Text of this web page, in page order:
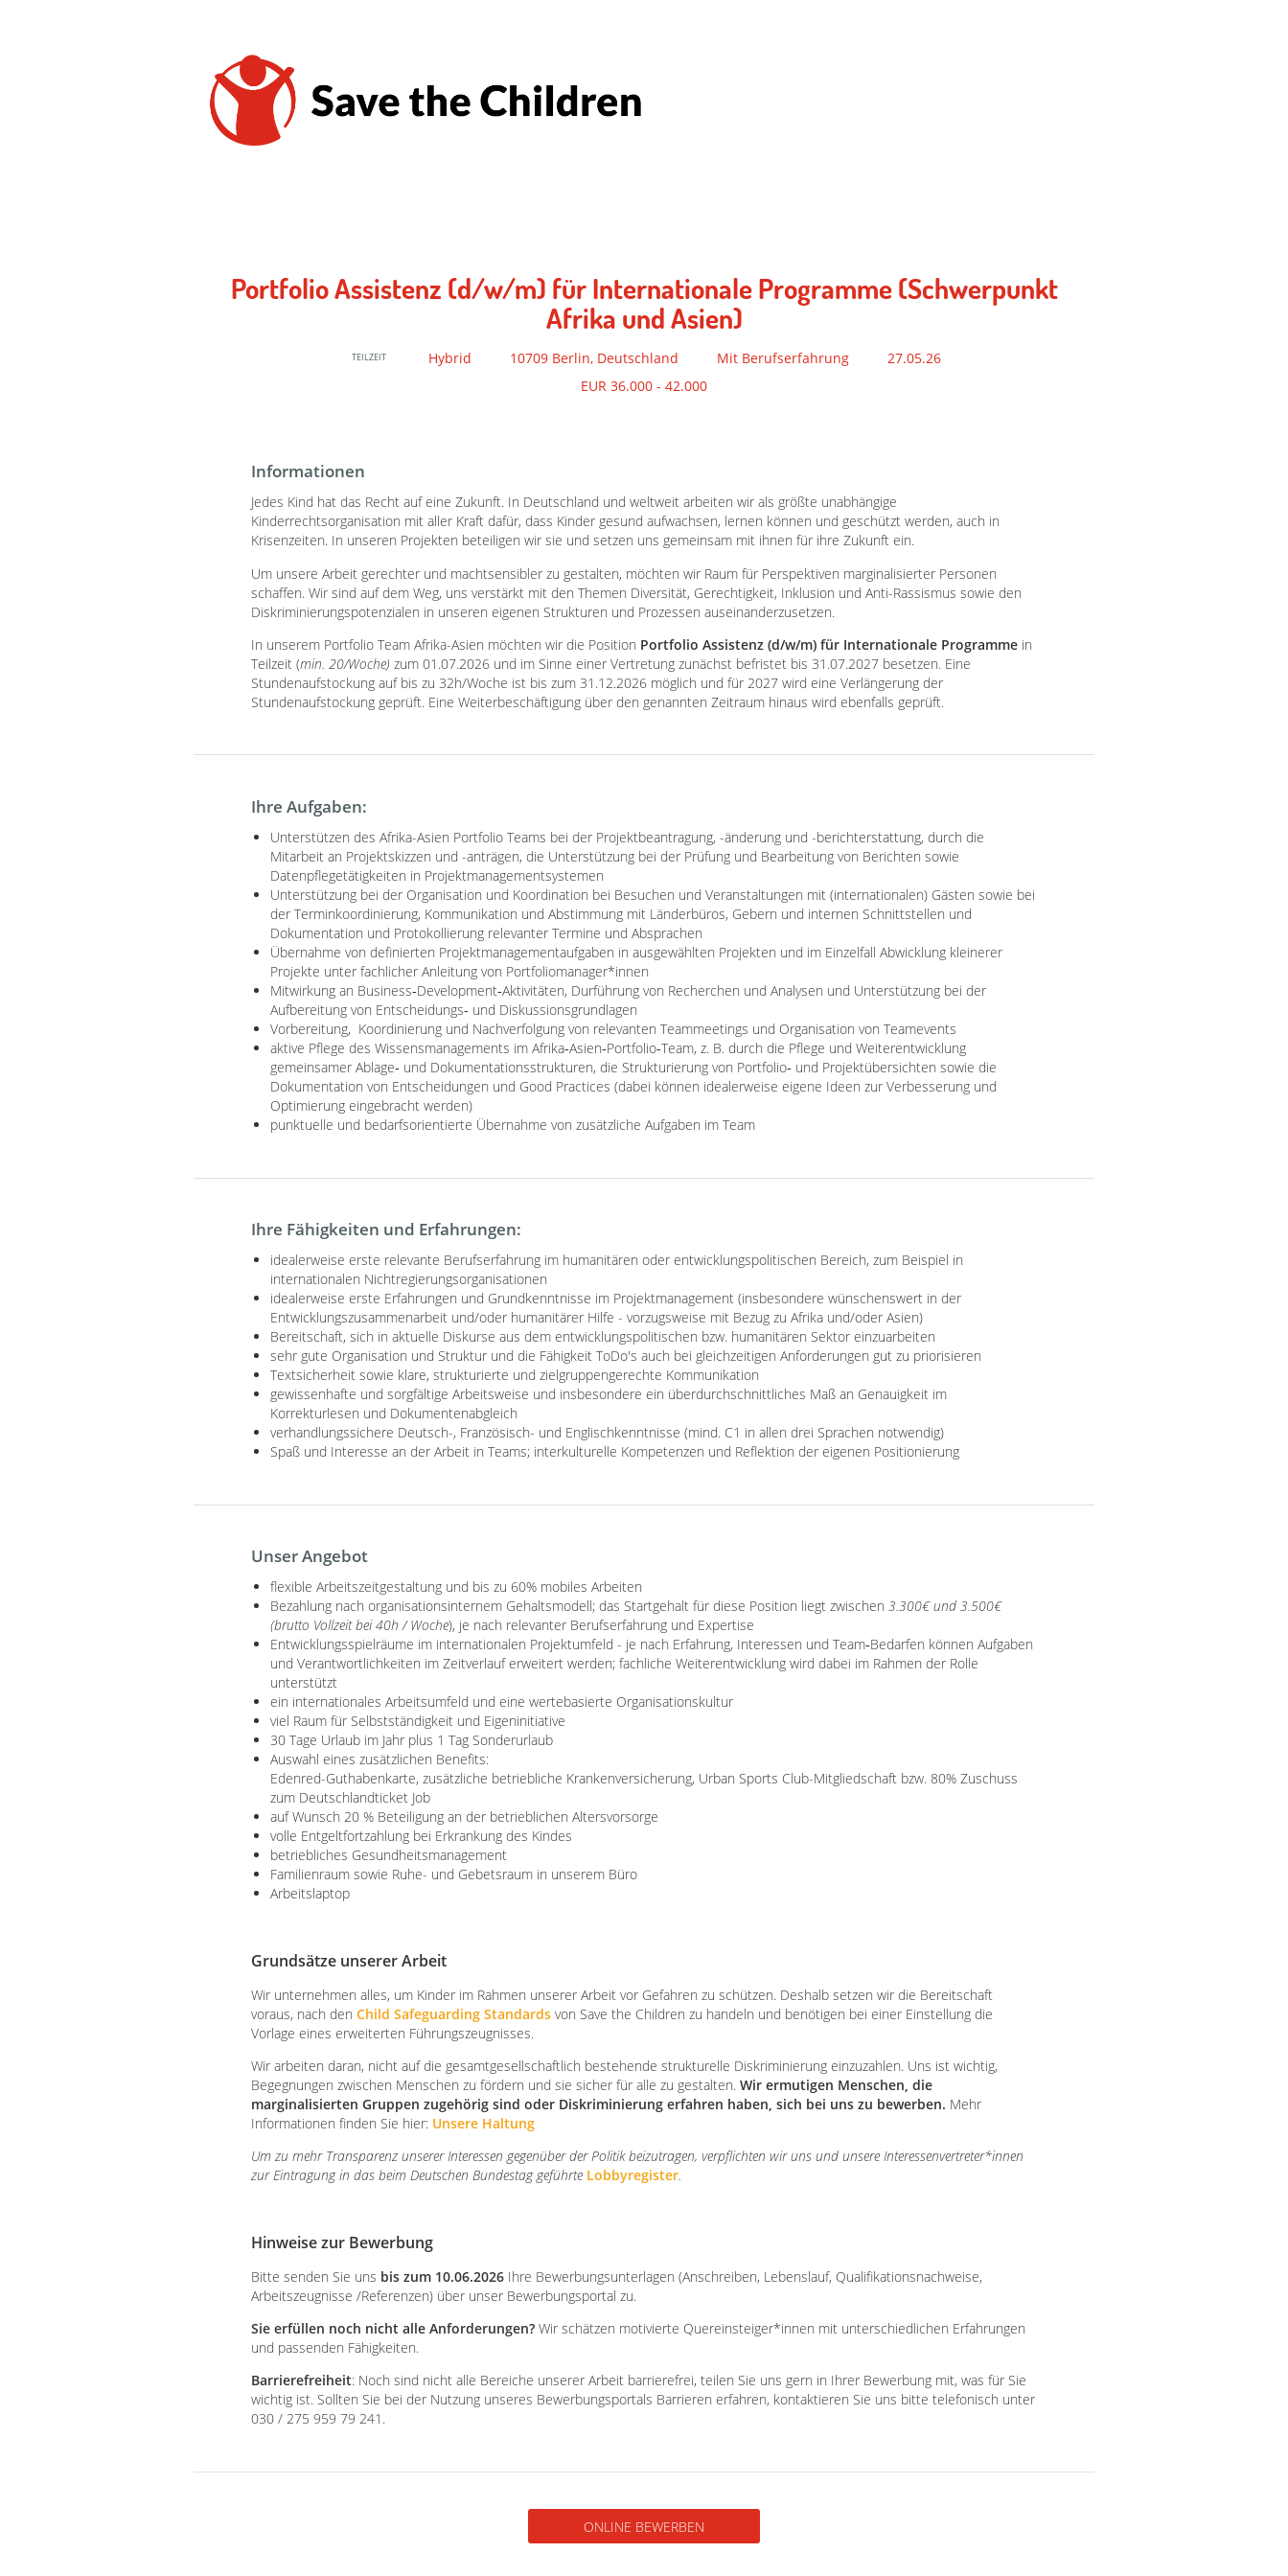
Portfolio Assistenz (d/w/m) für Internationale Programme (Schwerpunkt
Afrika und Asien)
TEILZEIT Hybrid 10709 Berlin, Deutschland Mit Berufserfahrung
27.05.26
EUR 36.000 - 42.000
Informationen
Jedes Kind hat das Recht auf eine Zukunft. In Deutschland und weltweit arbeiten wir als größte unabhängige
Kinderrechtsorganisation mit aller Kraft dafür, dass Kinder gesund aufwachsen, lernen können und geschützt werden, auch in
Krisenzeiten. In unseren Projekten beteiligen wir sie und setzen uns gemeinsam mit ihnen für ihre Zukunft ein.
Um unsere Arbeit gerechter und machtsensibler zu gestalten, möchten wir Raum für Perspektiven marginalisierter Personen
schaffen. Wir sind auf dem Weg, uns verstärkt mit den Themen Diversität, Gerechtigkeit, Inklusion und Anti-Rassismus sowie den
Diskriminierungspotenzialen in unseren eigenen Strukturen und Prozessen auseinanderzusetzen.
In unserem Portfolio Team Afrika-Asien möchten wir die Position Portfolio Assistenz (d/w/m) für Internationale Programme in
Teilzeit (min. 20/Woche) zum 01.07.2026 und im Sinne einer Vertretung zunächst befristet bis 31.07.2027 besetzen. Eine
Stundenaufstockung auf bis zu 32h/Woche ist bis zum 31.12.2026 möglich und für 2027 wird eine Verlängerung der
Stundenaufstockung geprüft. Eine Weiterbeschäftigung über den genannten Zeitraum hinaus wird ebenfalls geprüft.
Ihre Aufgaben:
Unterstützen des Afrika-Asien Portfolio Teams bei der Projektbeantragung, -änderung und -berichterstattung, durch die
Mitarbeit an Projektskizzen und -anträgen, die Unterstützung bei der Prüfung und Bearbeitung von Berichten sowie
Datenpflegetätigkeiten in Projektmanagementsystemen
Unterstützung bei der Organisation und Koordination bei Besuchen und Veranstaltungen mit (internationalen) Gästen sowie bei
der Terminkoordinierung, Kommunikation und Abstimmung mit Länderbüros, Gebern und internen Schnittstellen und
Dokumentation und Protokollierung relevanter Termine und Absprachen
Übernahme von definierten Projektmanagementaufgaben in ausgewählten Projekten und im Einzelfall Abwicklung kleinerer
Projekte unter fachlicher Anleitung von Portfoliomanager*innen
Mitwirkung an Business‑Development‑Aktivitäten, Durführung von Recherchen und Analysen und Unterstützung bei der
Aufbereitung von Entscheidungs‑ und Diskussionsgrundlagen
Vorbereitung, Koordinierung und Nachverfolgung von relevanten Teammeetings und Organisation von Teamevents
aktive Pflege des Wissensmanagements im Afrika‑Asien‑Portfolio‑Team, z. B. durch die Pflege und Weiterentwicklung
gemeinsamer Ablage‑ und Dokumentationsstrukturen, die Strukturierung von Portfolio‑ und Projektübersichten sowie die
Dokumentation von Entscheidungen und Good Practices (dabei können idealerweise eigene Ideen zur Verbesserung und
Optimierung eingebracht werden)
punktuelle und bedarfsorientierte Übernahme von zusätzliche Aufgaben im Team
Ihre Fähigkeiten und Erfahrungen:
idealerweise erste relevante Berufserfahrung im humanitären oder entwicklungspolitischen Bereich, zum Beispiel in
internationalen Nichtregierungsorganisationen
idealerweise erste Erfahrungen und Grundkenntnisse im Projektmanagement (insbesondere wünschenswert in der
Entwicklungszusammenarbeit und/oder humanitärer Hilfe - vorzugsweise mit Bezug zu Afrika und/oder Asien)
Bereitschaft, sich in aktuelle Diskurse aus dem entwicklungspolitischen bzw. humanitären Sektor einzuarbeiten
sehr gute Organisation und Struktur und die Fähigkeit ToDo's auch bei gleichzeitigen Anforderungen gut zu priorisieren
Textsicherheit sowie klare, strukturierte und zielgruppengerechte Kommunikation
gewissenhafte und sorgfältige Arbeitsweise und insbesondere ein überdurchschnittliches Maß an Genauigkeit im
Korrekturlesen und Dokumentenabgleich
verhandlungssichere Deutsch-, Französisch- und Englischkenntnisse (mind. C1 in allen drei Sprachen notwendig)
Spaß und Interesse an der Arbeit in Teams; interkulturelle Kompetenzen und Reflektion der eigenen Positionierung
Unser Angebot
flexible Arbeitszeitgestaltung und bis zu 60% mobiles Arbeiten
Bezahlung nach organisationsinternem Gehaltsmodell; das Startgehalt für diese Position liegt zwischen 3.300€ und 3.500€
(brutto Vollzeit bei 40h / Woche), je nach relevanter Berufserfahrung und Expertise
Entwicklungsspielräume im internationalen Projektumfeld - je nach Erfahrung, Interessen und Team‑Bedarfen können Aufgaben
und Verantwortlichkeiten im Zeitverlauf erweitert werden; fachliche Weiterentwicklung wird dabei im Rahmen der Rolle
unterstützt
ein internationales Arbeitsumfeld und eine wertebasierte Organisationskultur
viel Raum für Selbstständigkeit und Eigeninitiative
30 Tage Urlaub im Jahr plus 1 Tag Sonderurlaub
Auswahl eines zusätzlichen Benefits:
Edenred-Guthabenkarte, zusätzliche betriebliche Krankenversicherung, Urban Sports Club-Mitgliedschaft bzw. 80% Zuschuss
zum Deutschlandticket Job
auf Wunsch 20 % Beteiligung an der betrieblichen Altersvorsorge
volle Entgeltfortzahlung bei Erkrankung des Kindes
betriebliches Gesundheitsmanagement
Familienraum sowie Ruhe- und Gebetsraum in unserem Büro
Arbeitslaptop
Grundsätze unserer Arbeit
Wir unternehmen alles, um Kinder im Rahmen unserer Arbeit vor Gefahren zu schützen. Deshalb setzen wir die Bereitschaft
voraus, nach den Child Safeguarding Standards von Save the Children zu handeln und benötigen bei einer Einstellung die
Vorlage eines erweiterten Führungszeugnisses.
Wir arbeiten daran, nicht auf die gesamtgesellschaftlich bestehende strukturelle Diskriminierung einzuzahlen. Uns ist wichtig,
Begegnungen zwischen Menschen zu fördern und sie sicher für alle zu gestalten. Wir ermutigen Menschen, die
marginalisierten Gruppen zugehörig sind oder Diskriminierung erfahren haben, sich bei uns zu bewerben. Mehr
Informationen finden Sie hier: Unsere Haltung
Um zu mehr Transparenz unserer Interessen gegenüber der Politik beizutragen, verpflichten wir uns und unsere Interessenvertreter*innen
zur Eintragung in das beim Deutschen Bundestag geführte Lobbyregister.
Hinweise zur Bewerbung
Bitte senden Sie uns bis zum 10.06.2026 Ihre Bewerbungsunterlagen (Anschreiben, Lebenslauf, Qualifikationsnachweise,
Arbeitszeugnisse /Referenzen) über unser Bewerbungsportal zu.
Sie erfüllen noch nicht alle Anforderungen? Wir schätzen motivierte Quereinsteiger*innen mit unterschiedlichen Erfahrungen
und passenden Fähigkeiten.
Barrierefreiheit: Noch sind nicht alle Bereiche unserer Arbeit barrierefrei, teilen Sie uns gern in Ihrer Bewerbung mit, was für Sie
wichtig ist. Sollten Sie bei der Nutzung unseres Bewerbungsportals Barrieren erfahren, kontaktieren Sie uns bitte telefonisch unter
030 / 275 959 79 241.
ONLINE BEWERBEN